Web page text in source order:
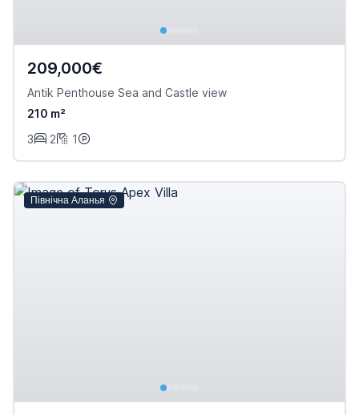
209,000€
Antik Penthouse Sea and Castle view
210 m²
3
2 1
Північна Аланья